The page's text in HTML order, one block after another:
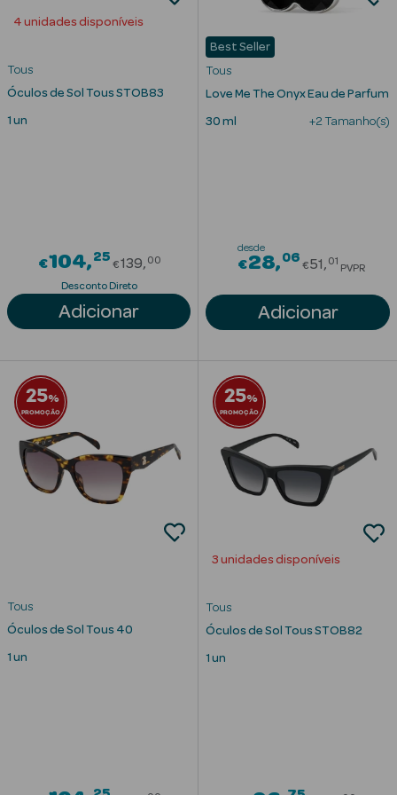
Coffrets
Solares
Protetores
Protetores
Solares de
Corpo
Protetores
Solares Infantis
4 unidades disponíveis
Tous
Óculos de Sol Tous STOB83
1 un
€104 25Price reduced from
€139 00
Desconto Direto
Adicionar
Best Seller
Tous
Love Me The Onyx Eau de Parfum
30 ml +2 Tamanho(s)
desde
€28 06Price
€51 01
PVPR
Adicionar
25%
PROMOÇÃO
Tous
Óculos de Sol Tous 40
1 un
25%
PROMOÇÃO
3 unidades disponíveis
Tous
Óculos de Sol Tous STOB82
1 un